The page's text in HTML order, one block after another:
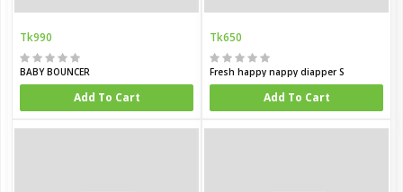
Tk990
BABY BOUNCER
Add To Cart
Tk650
Fresh happy nappy diapper S
Add To Cart